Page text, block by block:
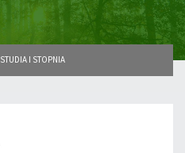
STUDIA I STOPNIA